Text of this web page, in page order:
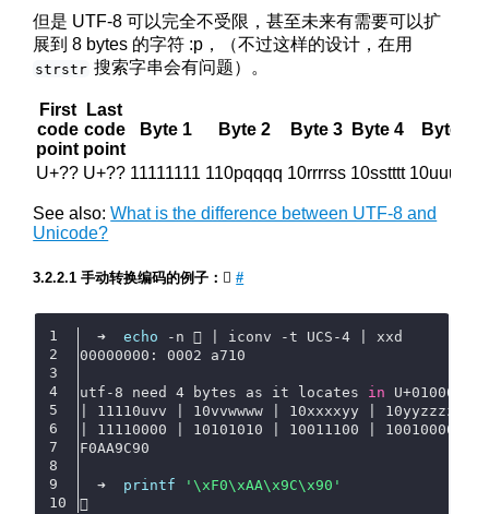
但是 UTF-8 可以完全不受限，甚至未来有需要可以扩
展到 8 bytes 的字符 :p，（不过这样的设计，在用
strstr 搜索字串会有问题）。
First
code
point
Last
code
point
Byte 1 Byte 2 Byte 3 Byte 4 Byte 5
U+?? U+?? 11111111 110pqqqq 10rrrrss 10sstttt 10uuuuvv
See also:What is the difference between UTF-8 and
Unicode?
手动转换编码的例子：𪜐#
  ➜
echo -n 𪜐 | iconv -t UCS-4 | xxd
00000000: 0002 a710
utf-8 need 4 bytes as it locates in U+010000
| 11110uvv | 10vvwwww | 10xxxxyy | 10yyzzzz |
| 11110000 | 10101010 | 10011100 | 10010000 |
F0AA9C90
  ➜
printf
'\xF0\xAA\x9C\x90'
𪜐